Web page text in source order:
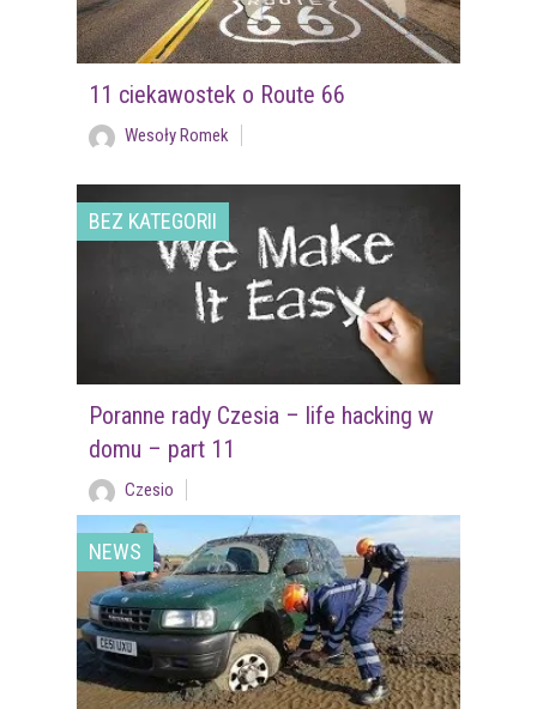
11 ciekawostek o Route 66
Wesoły Romek
BEZ KATEGORII
Poranne rady Czesia – life hacking w
domu – part 11
Czesio
NEWS